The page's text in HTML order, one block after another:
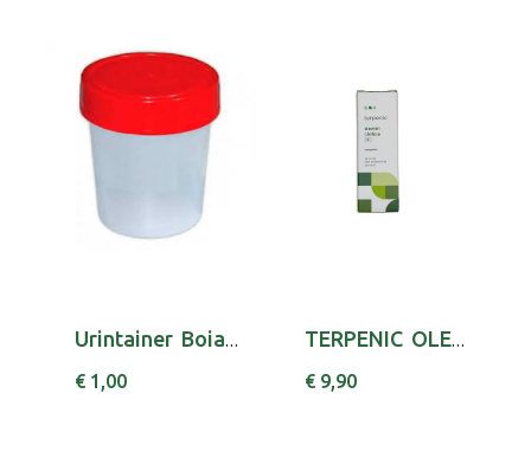
Urintainer Boiao Colheita Urina120ml
€ 1,00
TERPENIC OLEO ESSENC ALEC CANF BIO 10ML
€ 9,90